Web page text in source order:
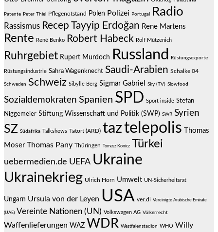
Patente Peter Thiel Pflegenotstand Polen Polizei Portugal Radio
Rassismus Recep Tayyip Erdoğan Rene Martens
Rente René Benko Robert Habeck Rolf Mützenich
Ruhrgebiet Rupert Murdoch Russland Rüstungsexporte
Rüstungsindustrie Sahra Wagenknecht Saudi-Arabien Schalke 04
Schweden Schweiz Sibylle Berg Sigmar Gabriel Sky (TV) Slowfood
Sozialdemokraten Spanien SPD Sport inside Stefan
Niggemeier Stiftung Wissenschaft und Politik (SWP) SWR Syrien
SZ Südafrika Talkshows Tatort (ARD) taztelepolis
Thomas
Moser Thomas Pany Thüringen Tomasz Konicz Türkei
uebermedien.de UEFA Ukraine
Ukrainekrieg Ulrich Horn Umwelt UN-Sicherheitsrat
Ungarn Ursula von der Leyen USA ver.di Vereinigte Arabische Emirate
(UAE) Vereinte Nationen (UN) Volkswagen AG Völkerrecht
Waffenlieferungen WAZ WDR Westfalenstadion WHO Willy